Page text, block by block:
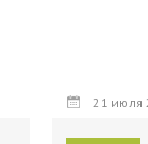
21 июля